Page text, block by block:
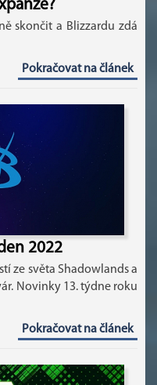
skončit a Blizzardu zdá
Pokračovat na článek
2022
ze světa Shadowlands a
Novinky 13. týdne roku
Pokračovat na článek